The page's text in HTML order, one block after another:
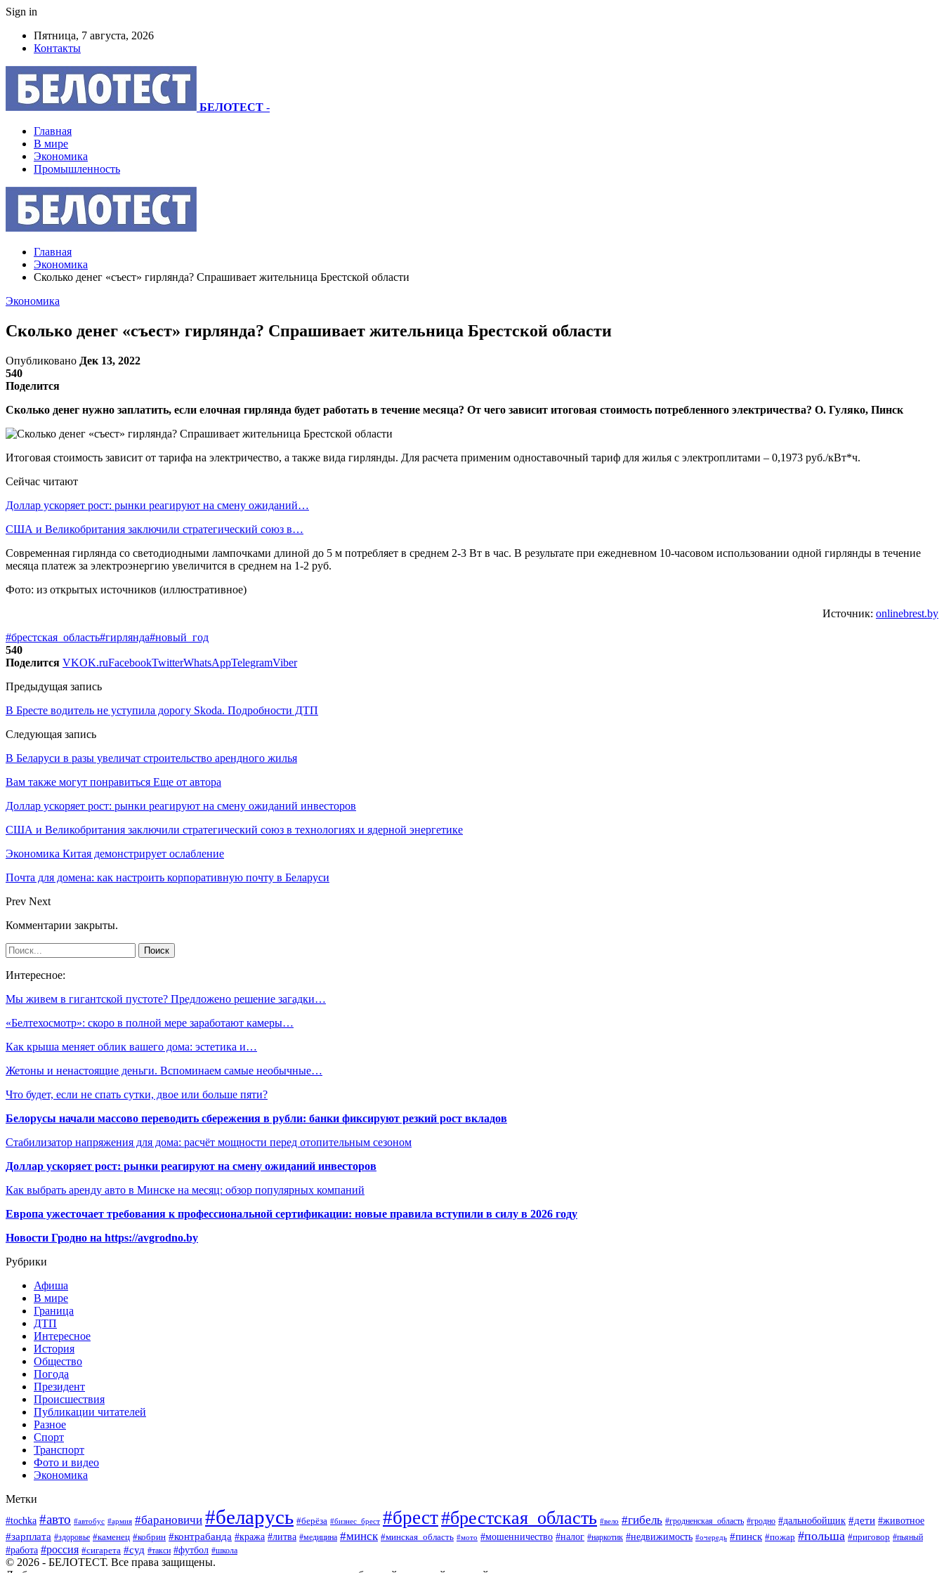
Sign in
Пятница, 7 августа, 2026
Контакты
БЕЛОТЕСТ -
Главная
В мире
Экономика
Промышленность
Главная
Экономика
Сколько денег «съест» гирлянда? Спрашивает жительница Брестской области
Экономика
Сколько денег «съест» гирлянда? Спрашивает жительница Брестской области
Опубликовано Дек 13, 2022
540
Поделится
Сколько денег нужно заплатить, если елочная гирлянда будет работать в течение месяца? От чего зависит итоговая стоимость потребленного электричества? О. Гуляко, Пинск
Итоговая стоимость зависит от тарифа на электричество, а также вида гирлянды. Для расчета применим одноставочный тариф для жилья с электроплитами – 0,1973 руб./кВт*ч.
Сейчас читают
Доллар ускоряет рост: рынки реагируют на смену ожиданий…
США и Великобритания заключили стратегический союз в…
Современная гирлянда со светодиодными лампочками длиной до 5 м потребляет в среднем 2-3 Вт в час. В результате при ежедневном 10-часовом использовании одной гирлянды в течение
месяца платеж за электроэнергию увеличится в среднем на 1-2 руб.
Фото: из открытых источников (иллюстративное)
Источник: onlinebrest.by
#брестская_область#гирлянда#новый_год
540
Поделится VKOK.ruFacebookTwitterWhatsAppTelegramViber
Предыдущая запись
В Бресте водитель не уступила дорогу Skoda. Подробности ДТП
Следующая запись
В Беларуси в разы увеличат строительство арендного жилья
Вам также могут понравиться Еще от автора
Доллар ускоряет рост: рынки реагируют на смену ожиданий инвесторов
США и Великобритания заключили стратегический союз в технологиях и ядерной энергетике
Экономика Китая демонстрирует ослабление
Почта для домена: как настроить корпоративную почту в Беларуси
Prev Next
Комментарии закрыты.
Интересное:
Мы живем в гигантской пустоте? Предложено решение загадки…
«Белтехосмотр»: скоро в полной мере заработают камеры…
Как крыша меняет облик вашего дома: эстетика и…
Жетоны и ненастоящие деньги. Вспоминаем самые необычные…
Что будет, если не спать сутки, двое или больше пяти?
Белорусы начали массово переводить сбережения в рубли: банки фиксируют резкий рост вкладов
Стабилизатор напряжения для дома: расчёт мощности перед отопительным сезоном
Доллар ускоряет рост: рынки реагируют на смену ожиданий инвесторов
Как выбрать аренду авто в Минске на месяц: обзор популярных компаний
Европа ужесточает требования к профессиональной сертификации: новые правила вступили в силу в 2026 году
Новости Гродно на https://avgrodno.by
Рубрики
Афиша
В мире
Граница
ДТП
Интересное
История
Общество
Погода
Президент
Происшествия
Публикации читателей
Разное
Спорт
Транспорт
Фото и видео
Экономика
Метки
#tochka #авто #автобус #армия #барановичи #беларусь #берёза #бизнес_брест #брест#брестская_область #вело #гибель #гродненская_область #гродно #дальнобойщик #дети #животное
#зарплата #здоровье #каменец #кобрин #контрабанда #кража #литва #медицина #минск #минская_область #мото #мошенничество #налог #наркотик #недвижимость #очередь #пинск #пожар #польша #приговор #пьяный
#работа #россия #сигарета #суд #такси #футбол #школа
© 2026 - БЕЛОТЕСТ. Все права защищены.